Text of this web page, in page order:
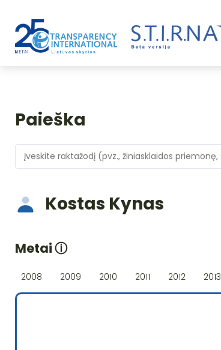
Paieška
Kostas Kynas
Metaiⓘ
2008 2009 2010 2011 2012 2013